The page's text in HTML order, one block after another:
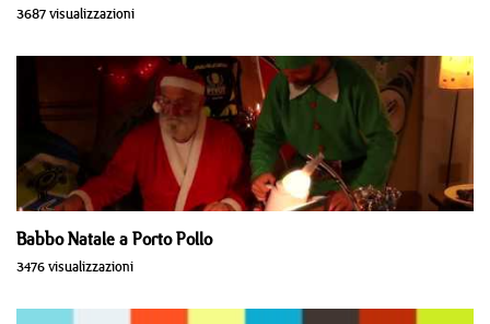
3687 visualizzazioni
Babbo Natale a Porto Pollo
3476 visualizzazioni